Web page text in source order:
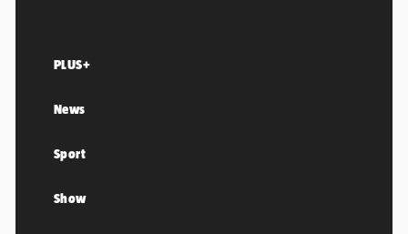
PLUS+
News
Sport
Show